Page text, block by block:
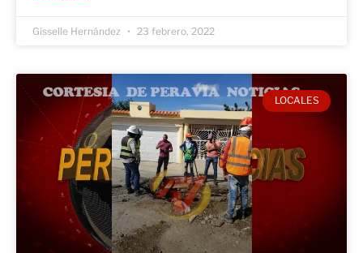
Gisselle Hernández 23 febrero, 2022
LOCALES